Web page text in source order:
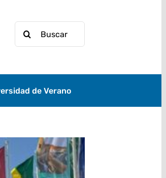
de Verano